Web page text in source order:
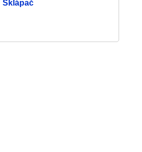
Sklápač